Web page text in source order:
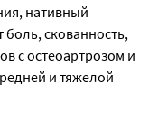
нативный
боль, скованность,
с остеоартрозом и
и тяжелой